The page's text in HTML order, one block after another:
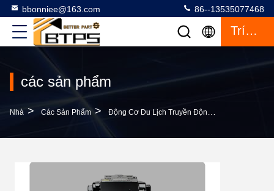
bbonniee@163.com 86--13535077468
Trích Dẫn
các sản phẩm
Nhà > Các Sản Phẩm > Động Cơ Du Lịch Truyền Động Cuối Cùng